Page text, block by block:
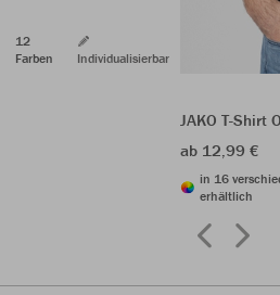
12
Farben
Individualisierbar
JAKO T-Shirt
ab 12,99 €
in 16
erhältlich